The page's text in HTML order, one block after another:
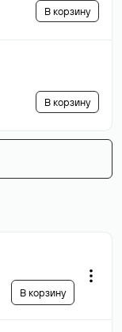
В корзину
В корзину
В корзину